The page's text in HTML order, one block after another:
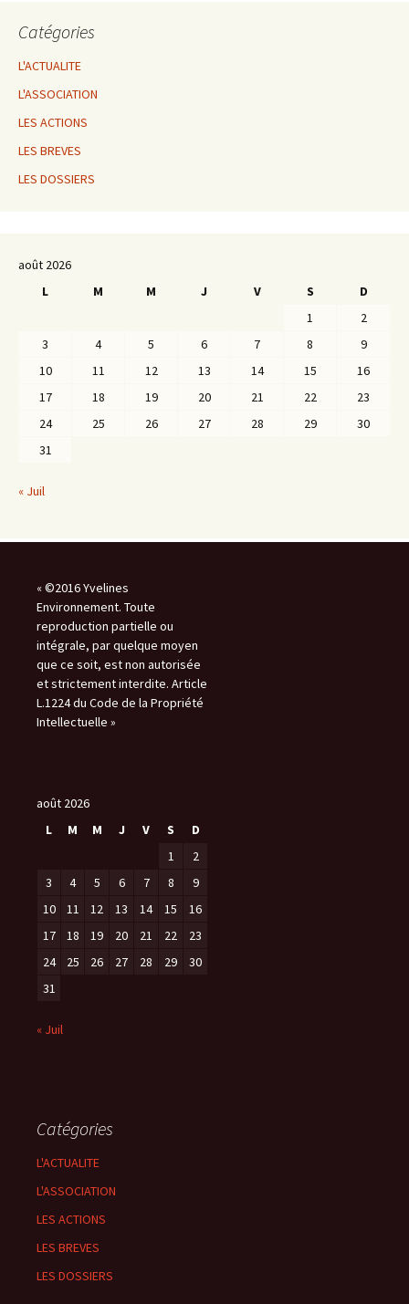
Catégories
L'ACTUALITE
L'ASSOCIATION
LES ACTIONS
LES BREVES
LES DOSSIERS
août 2026
L
M M J V S
D
1
2
3
4 5 6 7 8
9
10
11 12 13 14 15
16
17
18 19 20 21 22
23
24
25 26 27 28 29
30
31
« Juil
« ©2016 Yvelines
Environnement. Toute
reproduction partielle ou
intégrale, par quelque moyen
que ce soit, est non autorisée
et strictement interdite. Article
L.1224 du Code de la Propriété
Intellectuelle »
août 2026
L
M M J V S
D
1
2
3
4 5 6 7 8
9
10
11 12 13 14 15
16
17
18 19 20 21 22
23
24
25 26 27 28 29
30
31
« Juil
Catégories
L'ACTUALITE
L'ASSOCIATION
LES ACTIONS
LES BREVES
LES DOSSIERS